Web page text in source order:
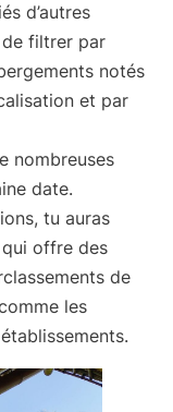
d’autres
filtrer par
notés
et par
nombreuses
date.
tu auras
qui offre des
de
les